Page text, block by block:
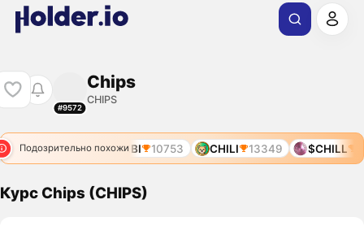
#9572
Chips
CHIPS
Подозрительно похожи
CHINU 9575 CHIBI 10753 CHILI 13349 $CHILL
Курс Chips (CHIPS)